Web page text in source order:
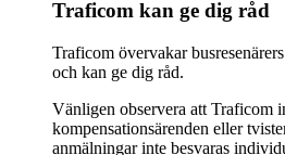
Traficom kan ge dig råd
Traficom övervakar
och kan ge dig råd.
Vänligen observera att Traficom
kompensationsärenden eller
anmälningar inte besvaras